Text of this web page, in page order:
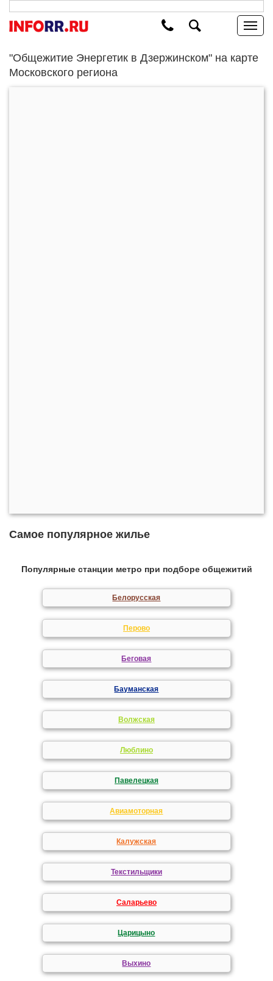
"Общежитие Энергетик в Дзержинском" на карте
Московского региона
Самое популярное жилье
Популярные станции метро при подборе общежитий
Белорусская
Перово
Беговая
Бауманская
Волжская
Люблино
Павелецкая
Авиамоторная
Калужская
Текстильщики
Саларьево
Царицыно
Выхино